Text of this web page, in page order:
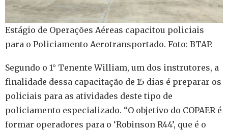
Estágio de Operações Aéreas capacitou policiais
para o Policiamento Aerotransportado. Foto: BTAP.
Segundo o 1° Tenente William, um dos instrutores, a
finalidade dessa capacitação de 15 dias é preparar os
policiais para as atividades deste tipo de
policiamento especializado. “O objetivo do COPAER é
formar operadores para o ‘Robinson R44’, que é o